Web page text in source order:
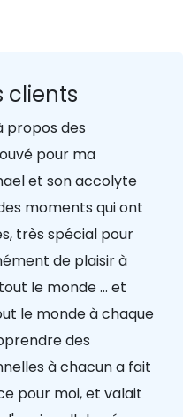
clients
propos des
pour ma
et son accolyte
moments qui ont
très spécial pour
de plaisir à
le monde ... et
le monde à chaque
des
à chacun a fait
pour moi, et valait